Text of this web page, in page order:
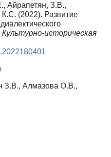
Айрапетян, З.В.,
(2022). Развитие
Культурно-историческая
З.В., Алмазова О.В.,